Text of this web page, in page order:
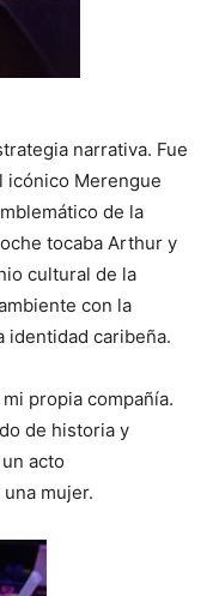
narrativa. Fue
icónico Merengue
de la
tocaba Arthur y
cultural de la
con la
identidad caribeña.
propia compañía.
de historia y
acto
mujer.